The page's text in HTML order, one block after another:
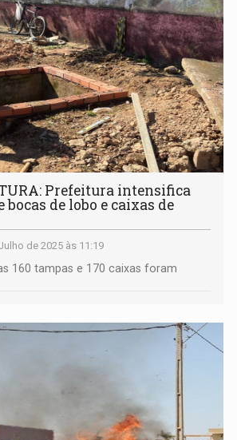
Prefeitura intensifica
bocas de lobo e caixas de
de 2025 às 11:19
160 tampas e 170 caixas foram